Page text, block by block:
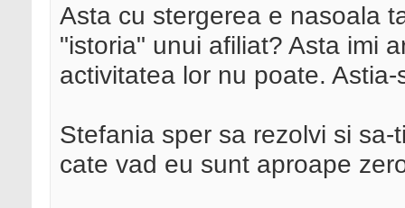
Asta cu stergerea e nasoala
"istoria" unui afiliat? Asta imi
activitatea lor nu poate.
Stefania sper sa rezolvi si
cate vad eu sunt aproape